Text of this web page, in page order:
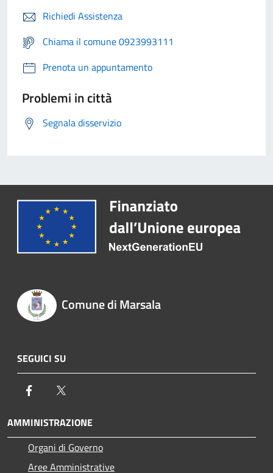
Richiedi Assistenza
Chiama il comune 0923993111
Prenota un appuntamento
Problemi in città
Segnala disservizio
Comune di Marsala
SEGUICI SU
Facebook
AMMINISTRAZIONE
Organi di Governo
Aree Amministrative